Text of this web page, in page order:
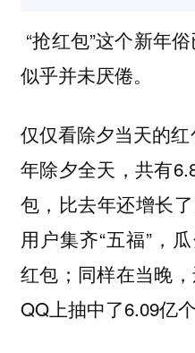
“抢红包”这个新年
似乎并未厌倦。
仅仅看除夕当天的
年除夕全天，共有
包，比去年还增长
用户集齐“五福”，
红包；同样在当晚
QQ上抽中了6.09亿个